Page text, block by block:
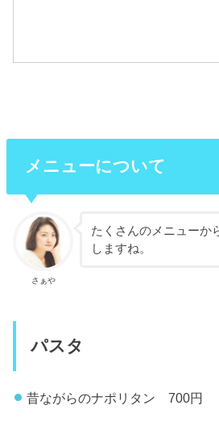
メニューについて
さぁや
たくさんのメニューか
しますね。
パスタ
昔ながらのナポリタン 700円